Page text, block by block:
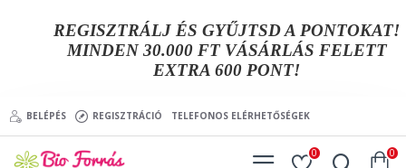
REGISZTRÁLJ ÉS GYŰJTSD A PONTOKAT!
MINDEN 30.000 FT VÁSÁRLÁS FELETT
EXTRA 600 PONT!
BELÉPÉS REGISZTRÁCIÓ TELEFONOS ELÉRHETŐSÉGEK
0 0